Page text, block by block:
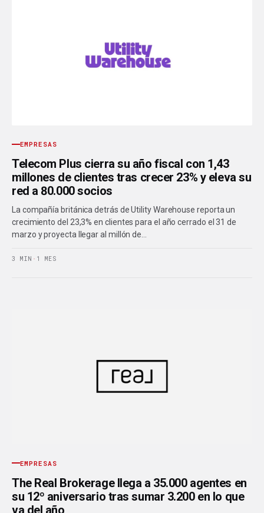
EMPRESAS
Telecom Plus cierra su año fiscal con 1,43
millones de clientes tras crecer 23% y eleva su
red a 80.000 socios
La compañía británica detrás de Utility Warehouse reporta un
crecimiento del 23,3% en clientes para el año cerrado el 31 de
marzo y proyecta llegar al millón de…
3 MIN · 1 MES
EMPRESAS
The Real Brokerage llega a 35.000 agentes en
su 12º aniversario tras sumar 3.200 en lo que
va del año